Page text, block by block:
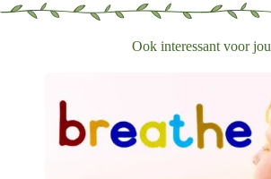
Ook interessant voor jou